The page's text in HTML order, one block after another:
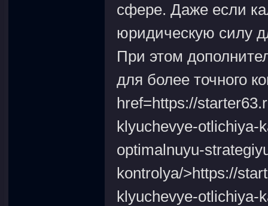
сфере. Даже если
юридическую силу
При этом
для более точного
href=https://
klyuchevye-otlichiya-
optimalnuyu-
kontrolya/>https://
klyuchevye-otlichiya-